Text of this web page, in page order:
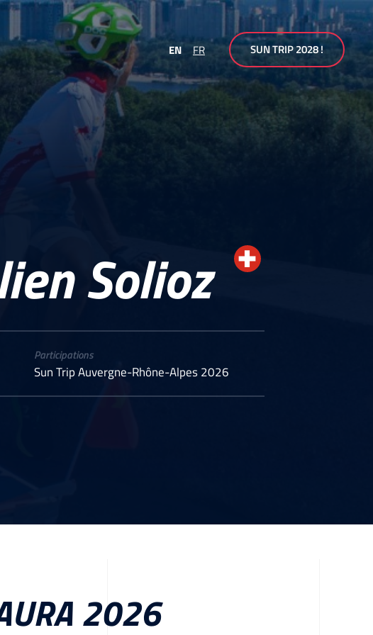
EN FR SUN TRIP 2028 !
Solioz
Participations
Sun Trip Auvergne-Rhône-Alpes 2026
2026